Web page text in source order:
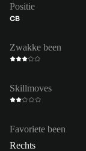
Positie
CB
Zwakke been
Skillmoves
Favoriete been
Rechts